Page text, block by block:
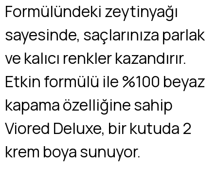
Formülündeki zeytinyağı
sayesinde, saçlarınıza parlak
ve kalıcı renkler kazandırır.
Etkin formülü ile %100 beyaz
kapama özelliğine sahip
Viored Deluxe, bir kutuda 2
krem boya sunuyor.